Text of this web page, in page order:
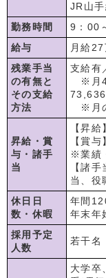
JR山
勤務時間
9：00
給与
月給
残業手当
の有無と
その支給
方法
支給有
※月
73,636
※月
昇給・賞
与・諸手
当
【昇
【賞
※業績
【諸
当、役
休日日
数・休暇
年間
年末年
採用予定
人数
若干名
大学卒